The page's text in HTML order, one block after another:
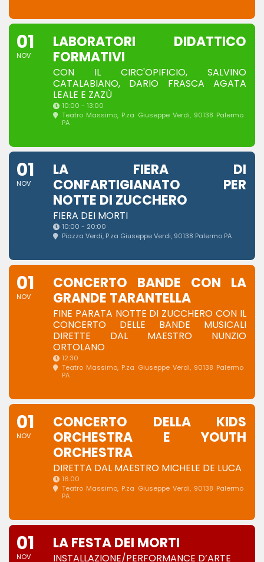
01
NOV
LABORATORI DIDATTICO
FORMATIVI
CON IL CIRC'OPIFICIO, SALVINO
CATALABIANO, DARIO FRASCA AGATA
LEALE E ZAZÙ
10:00 - 13:00
Teatro Massimo, P.za Giuseppe Verdi, 90138 Palermo
PA
01
NOV
LA FIERA DI
CONFARTIGIANATO PER
NOTTE DI ZUCCHERO
FIERA DEI MORTI
10:00 - 20:00
Piazza Verdi, P.za Giuseppe Verdi, 90138 Palermo PA
01
NOV
CONCERTO BANDE CON LA
GRANDE TARANTELLA
FINE PARATA NOTTE DI ZUCCHERO CON IL
CONCERTO DELLE BANDE MUSICALI
DIRETTE DAL MAESTRO NUNZIO
ORTOLANO
12:30
Teatro Massimo, P.za Giuseppe Verdi, 90138 Palermo
PA
01
NOV
CONCERTO DELLA KIDS
ORCHESTRA E YOUTH
ORCHESTRA
DIRETTA DAL MAESTRO MICHELE DE LUCA
16:00
Teatro Massimo, P.za Giuseppe Verdi, 90138 Palermo
PA
01
NOV
LA FESTA DEI MORTI
INSTALLAZIONE/PERFORMANCE D’ARTE